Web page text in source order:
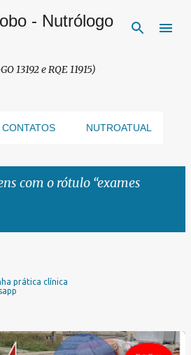
o conteúdo principal
- Nutrólogo
13192 e RQE 11915)
CONTATOS NUTROATUAL
com o rótulo exames
prática clínica